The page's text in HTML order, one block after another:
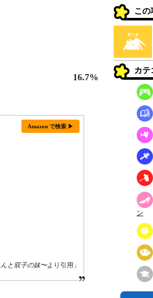
16.7%
Amazon で検索 ▶
と双子の妹〜より引用」
この
カテ
ン